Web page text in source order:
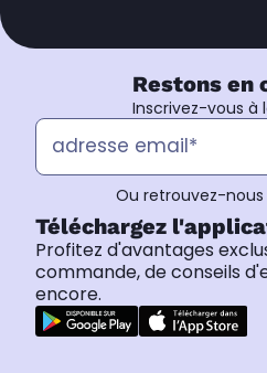
Restons en
Inscrivez-vous à
Ou retrouvez-nous
Téléchargez
Profitez d'avantages
commande, de conseils
encore.